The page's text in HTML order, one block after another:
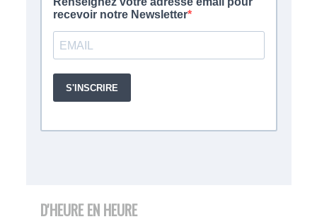
D'HEURE EN HEURE